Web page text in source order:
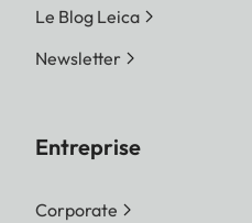
Le Blog Leica
Newsletter
Entreprise
Corporate